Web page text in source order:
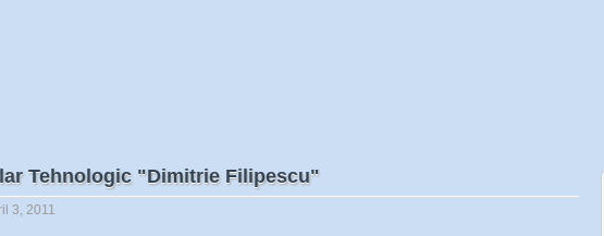
Tehnologic "Dimitrie Filipescu"
3, 2011